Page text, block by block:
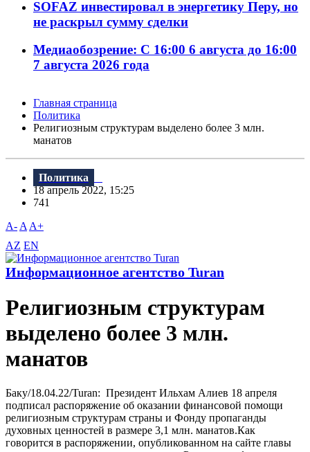
SOFAZ инвестировал в энергетику Перу, но
не раскрыл сумму сделки
Медиаобозрение: С 16:00 6 августа до 16:00
7 августа 2026 года
Главная страница
Политика
Религиозным структурам выделено более 3 млн.
манатов
Политика
18 апрель 2022, 15:25
741
A- A A+
AZ EN
Информационное агентство Turan
Религиозным структурам
выделено более 3 млн.
манатов
Баку/18.04.22/Turan: Президент Ильхам Алиев 18 апреля
подписал распоряжение об оказании финансовой помощи
религиозным структурам страны и Фонду пропаганды
духовных ценностей в размере 3,1 млн. манатов.Как
говорится в распоряжении, опубликованном на сайте главы